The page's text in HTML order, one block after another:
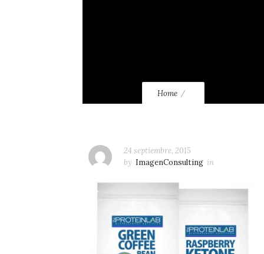
Home
24 septiembre, 2015
by ImagenConsulting in